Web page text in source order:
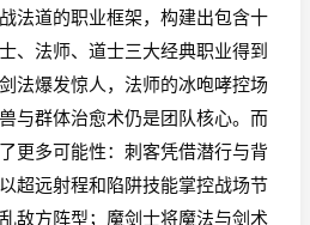
法道的职业框架，构建出包含十
、法师、道士三大经典职业得到
法爆发惊人，法师的冰咆哮控场
与群体治愈术仍是团队核心。而
更多可能性：刺客凭借潜行与背
超远射程和陷阱技能掌控战场节
敌方阵型；魔剑士将魔法与剑术